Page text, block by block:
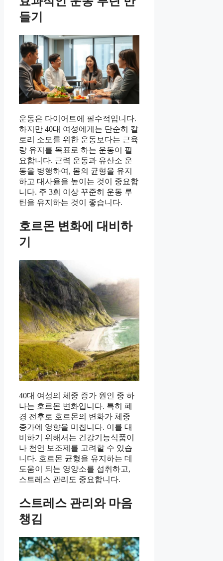
들기
운동은 다이어트에 필수적입니다.
하지만 40대 여성에게는 단순히 칼
로리 소모를 위한 운동보다는 근육
량 유지를 목표로 하는 운동이 필
요합니다. 근력 운동과 유산소 운
동을 병행하여, 몸의 균형을 유지
하고 대사율을 높이는 것이 중요합
니다. 주 3회 이상 꾸준히 운동 루
틴을 유지하는 것이 좋습니다.
호르몬 변화에 대비하
기
40대 여성의 체중 증가 원인 중 하
나는 호르몬 변화입니다. 특히 폐
경 전후로 호르몬의 변화가 체중
증가에 영향을 미칩니다. 이를 대
비하기 위해서는 건강기능식품이
나 천연 보조제를 고려할 수 있습
니다. 호르몬 균형을 유지하는 데
도움이 되는 영양소를 섭취하고,
스트레스 관리도 중요합니다.
스트레스 관리와 마음
챙김